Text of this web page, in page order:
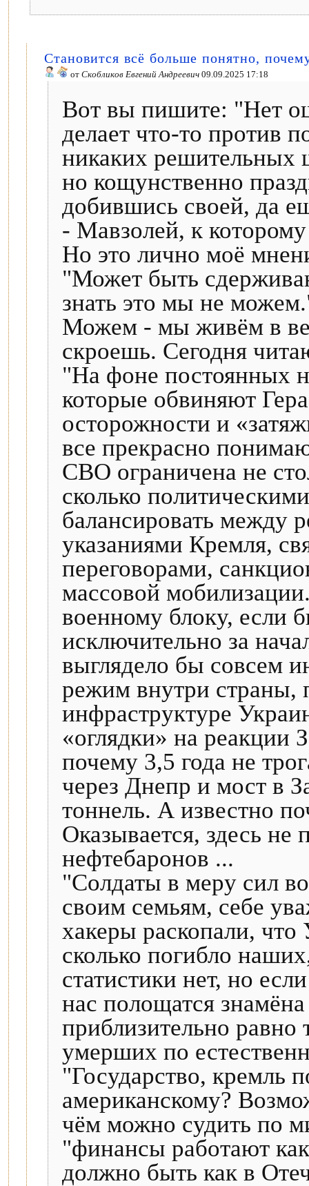
Становится всё больше понятно,
от Скобликов Евгений Андреевич 09.09.2025 17:18
Вот вы пишите: "Нет
делает что-то против
никаких решительных
но кощунственно
добившись своей, да
- Мавзолей, к
Но это лично моё
"Может быть
знать это мы не
Можем - мы живём в
скроешь. Сегодня
"На фоне постоянных
которые обвиняют
осторожности и
все прекрасно
СВО ограничена не
сколько
балансировать между
указаниями Кремля,
переговорами,
массовой
военному блоку, если
исключительно за
выглядело бы совсем
режим внутри страны,
инфраструктуре
«оглядки» на реакции
почему 3,5 года не
через Днепр и мост в
тоннель. А известно
Оказывается, здесь не
нефтебаронов ...
"Солдаты в меру сил
своим семьям, себе
хакеры раскопали,
сколько погибло
статистики нет, но
нас полощатся
приблизительно
умерших по
"Государство, кремль
американскому?
чём можно судить по
"финансы работают
должно быть как в